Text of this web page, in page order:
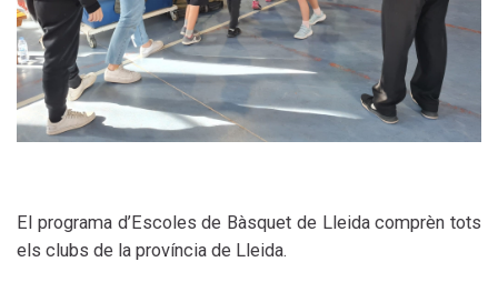
El programa d’Escoles de Bàsquet de Lleida comprèn tots
els clubs de la província de Lleida.